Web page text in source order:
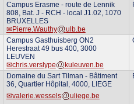
Campus Erasme - route de Lennik
808, Bat. J - RCH - local J1.02, 1070
BRUXELLES
Pierre.Wauthy
ulb.be
Campus Gasthuisberg ON2
Herestraat 49 bus 400, 3000
LEUVEN
chris.verslype
kuleuven.be
Domaine du Sart Tilman - Bâtiment
36, Quartier Hôpital, 4000, LIEGE
valerie.wessels
uliege.be